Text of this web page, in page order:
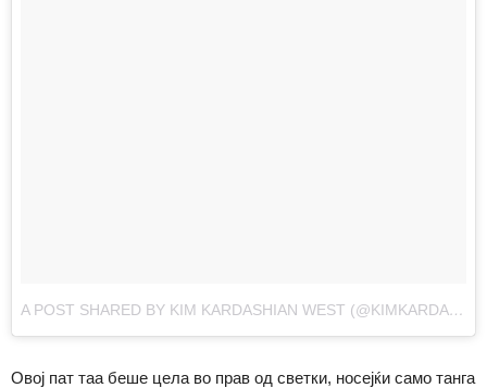
A POST SHARED BY KIM KARDASHIAN WEST (@KIMKARDASHIAN)
Овој пат таа беше цела во прав од светки, носејќи само танга